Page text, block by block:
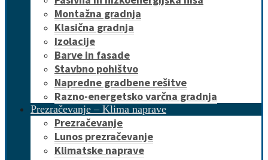
Montažna gradnja
Klasična gradnja
Izolacije
Barve in fasade
Stavbno pohištvo
Napredne gradbene rešitve
Razno-energetsko varčna gradnja
Prezračevanje – Klima naprave
Prezračevanje
Lunos prezračevanje
Klimatske naprave